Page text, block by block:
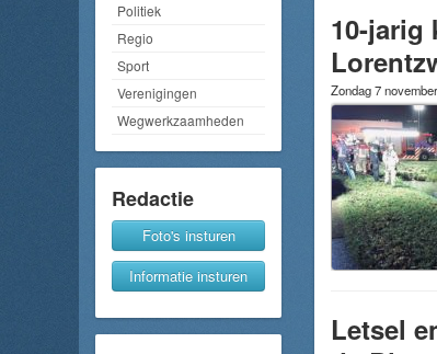
Politiek
Regio
Sport
Verenigingen
Wegwerkzaamheden
Redactie
Foto's insturen
Informatie insturen
10-jarig
Zondag 7
Letsel